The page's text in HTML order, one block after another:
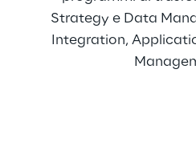
Strategy e Data
Integration,